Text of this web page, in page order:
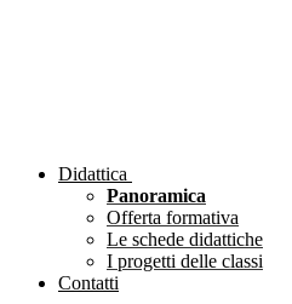
Didattica
Panoramica
Offerta formativa
Le schede didattiche
I progetti delle classi
Contatti